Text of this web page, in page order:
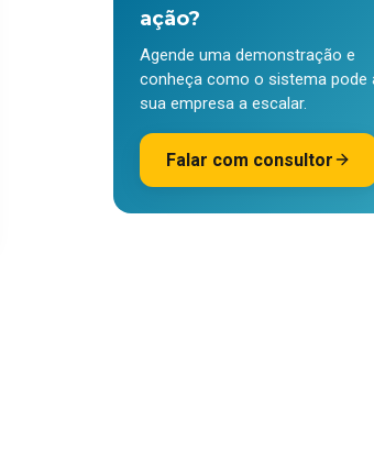
ação?
Agende uma demonstração e
conheça como o sistema pode
sua empresa a escalar.
Falar com consultor